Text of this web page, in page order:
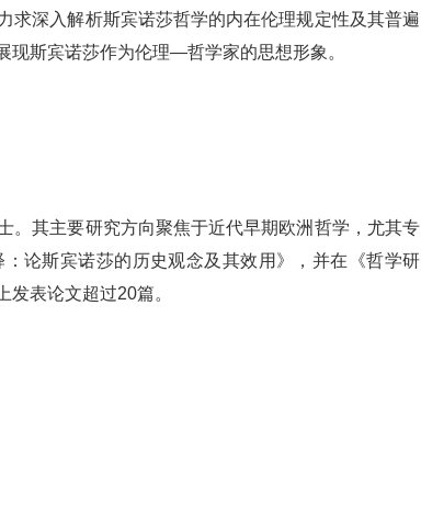
求深入解析斯宾诺莎哲学的内在伦理规定性及其普遍
现斯宾诺莎作为伦理—哲学家的思想形象。
。其主要研究方向聚焦于近代早期欧洲哲学，尤其专
论斯宾诺莎的历史观念及其效用》，并在《哲学研
表论文超过20篇。